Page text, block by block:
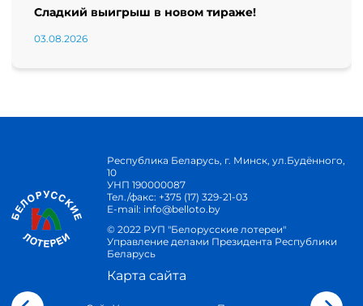
Сладкий выигрыш в новом тираже!
03.08.2026
Республика Беларусь, г. Минск, ул.Будённого,
10
УНП 190000087
Тел./факс: +375 (17) 329-21-03
E-mail: info@belloto.by
© 2022 РУП "Белорусские лотереи"
Управление делами Президента Республики
Беларусь
Карта сайта